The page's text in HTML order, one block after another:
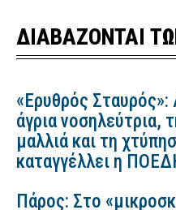
ΔΙΑΒΑΖΟΝΤΑΙ
«Ερυθρός
άγρια νοσηλεύτρια,
μαλλιά και τη
καταγγέλλει η
Πάρος: Στο